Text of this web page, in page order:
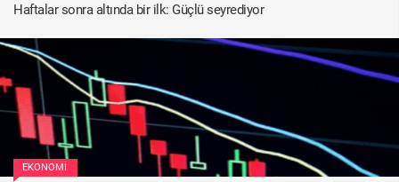
Haftalar sonra altında bir ilk: Güçlü seyrediyor
EKONOMI